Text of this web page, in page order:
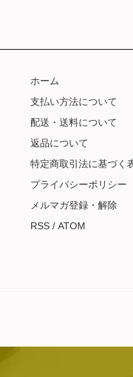
ホーム
支払い方法について
配送・送料について
返品について
特定商取引法に基づく
プライバシーポリシー
メルマガ登録・解除
RSS / ATOM